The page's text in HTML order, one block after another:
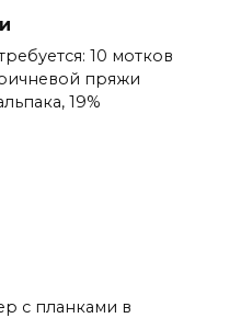
10 мотков
пряжи
19%
с планками в